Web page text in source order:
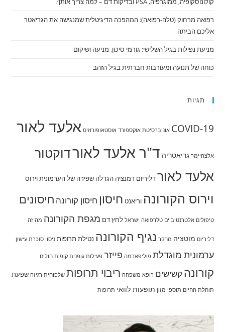
רפואה מרחוק (טלה-רפואה): המהפכה הדיגיטלית שמנגישה את הגריאטר
אליכם הביתה
מניעת נפילות בגיל השלישי: גורמי סיכון, מניעה ושיקום
כוחה של תנועה ומעורבות חברתית בגיל הזהב
תגיות
COVID-19 אוניברסיטת אוקספורד אוסטאופורוזיס אלעד לאור
אלצהיימר גריאטריה ד"ר אלעד לאורדוקטור
אלעד לאורדליריום דמנציה הגדלה שפירה של הערמוניתוירוס
וירוס הקורונה וריאנט חיסון חיסון קורונה חיסונים
טיפולים אלטרנטיביים טלרפואה ישראל לחץ דם מגפת הקורונה מה זה
דליריום מוטציה מחקר נגיף הקורונה נטילת תרופות ניסוי סוכרת עישון
ערמונית מוגדלת פוליפארמה פייזר פעילות גופנית קופות חולים
קורונה קשישים רופא משפחה ריבוי תרופות שלפוחית רגיזה שפעת
תוחלת החיים תוספי מזון תופעות לוואי תרופות